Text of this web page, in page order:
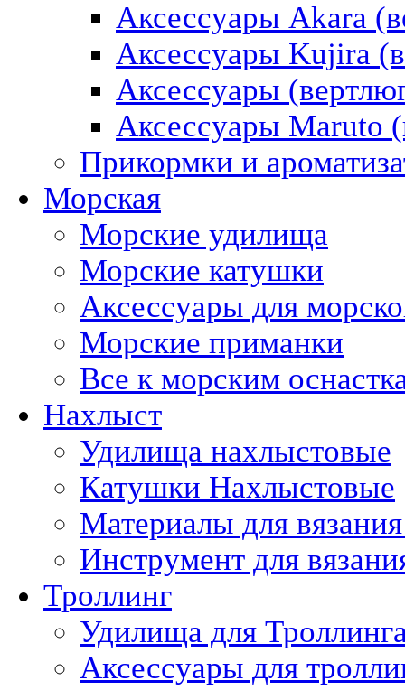
Аксессуары Akara
Аксессуары Kujira
Аксессуары
Аксессуары Maruto
Прикормки и
Морская
Морские удилища
Морские катушки
Аксессуары для
Морские приманки
Все к морским
Нахлыст
Удилища нахлыстовые
Катушки Нахлыстовые
Материалы для
Инструмент для
Троллинг
Удилища для
Аксессуары для